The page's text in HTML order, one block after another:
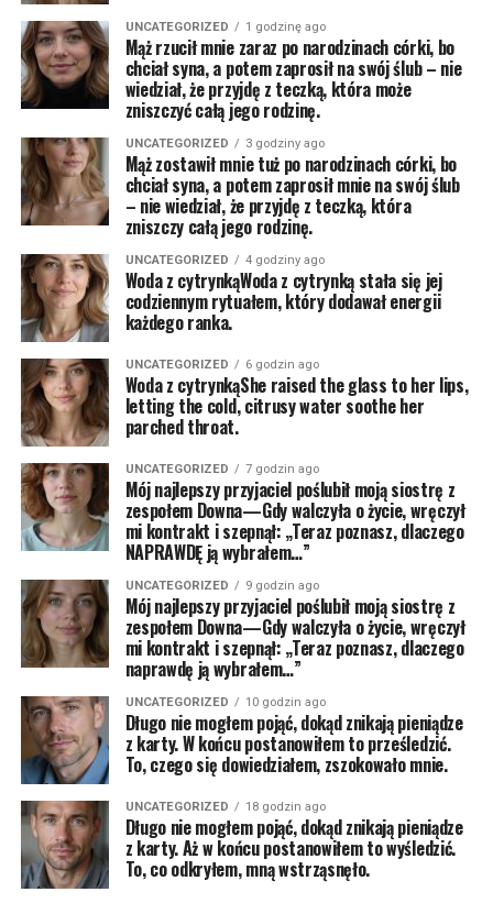
UNCATEGORIZED 1 godzinę ago
Mąż rzucił mnie zaraz po narodzinach córki, bo
chciał syna, a potem zaprosił na swój ślub – nie
wiedział, że przyjdę z teczką, która może
zniszczyć całą jego rodzinę.
UNCATEGORIZED 3 godziny ago
Mąż zostawił mnie tuż po narodzinach córki, bo
chciał syna, a potem zaprosił mnie na swój ślub
– nie wiedział, że przyjdę z teczką, która
zniszczy całą jego rodzinę.
UNCATEGORIZED 4 godziny ago
Woda z cytrynkąWoda z cytrynką stała się jej
codziennym rytuałem, który dodawał energii
każdego ranka.
UNCATEGORIZED 6 godzin ago
Woda z cytrynkąShe raised the glass to her lips,
letting the cold, citrusy water soothe her
parched throat.
UNCATEGORIZED 7 godzin ago
Mój najlepszy przyjaciel poślubił moją siostrę z
zespołem Downa—Gdy walczyła o życie, wręczył
mi kontrakt i szepnął: „Teraz poznasz, dlaczego
NAPRAWDĘ ją wybrałem…”
UNCATEGORIZED 9 godzin ago
Mój najlepszy przyjaciel poślubił moją siostrę z
zespołem Downa—Gdy walczyła o życie, wręczył
mi kontrakt i szepnął: „Teraz poznasz, dlaczego
naprawdę ją wybrałem…”
UNCATEGORIZED 10 godzin ago
Długo nie mogłem pojąć, dokąd znikają pieniądze
z karty. W końcu postanowiłem to prześledzić.
To, czego się dowiedziałem, zszokowało mnie.
UNCATEGORIZED 18 godzin ago
Długo nie mogłem pojąć, dokąd znikają pieniądze
z karty. Aż w końcu postanowiłem to wyśledzić.
To, co odkryłem, mną wstrząsnęło.